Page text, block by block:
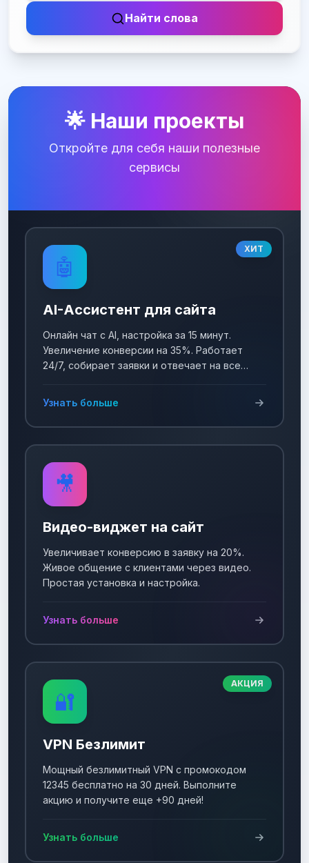
Найти слова
🌟 Наши проекты
Откройте для себя наши полезные
сервисы
ХИТ
🤖
AI-Ассистент для сайта
Онлайн чат с AI, настройка за 15 минут.
Увеличение конверсии на 35%. Работает
24/7, собирает заявки и отвечает на все
Узнать больше
🎥
Видео-виджет на сайт
Увеличивает конверсию в заявку на 20%.
Живое общение с клиентами через видео.
Простая установка и настройка.
Узнать больше
АКЦИЯ
🔐
VPN Безлимит
Мощный безлимитный VPN с промокодом
12345 бесплатно на 30 дней. Выполните
акцию и получите еще +90 дней!
Узнать больше